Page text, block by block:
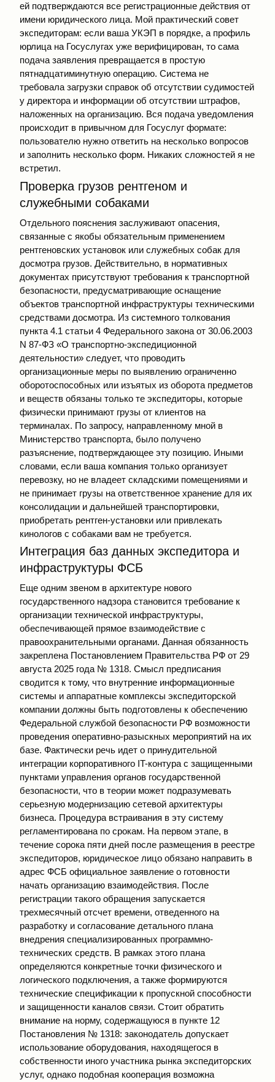
ей подтверждаются все регистрационные действия от
имени юридического лица. Мой практический совет
экспедиторам: если ваша УКЭП в порядке, а профиль
юрлица на Госуслугах уже верифицирован, то сама
подача заявления превращается в простую
пятнадцатиминутную операцию. Система не
требовала загрузки справок об отсутствии судимостей
у директора и информации об отсутствии штрафов,
наложенных на организацию. Вся подача уведомления
происходит в привычном для Госуслуг формате:
пользователю нужно ответить на несколько вопросов
и заполнить несколько форм. Никаких сложностей я не
встретил.
Проверка грузов рентгеном и
служебными собаками
Отдельного пояснения заслуживают опасения,
связанные с якобы обязательным применением
рентгеновских установок или служебных собак для
досмотра грузов. Действительно, в нормативных
документах присутствуют требования к транспортной
безопасности, предусматривающие оснащение
объектов транспортной инфраструктуры техническими
средствами досмотра. Из системного толкования
пункта 4.1 статьи 4 Федерального закона от 30.06.2003
N 87-ФЗ «О транспортно-экспедиционной
деятельности» следует, что проводить
организационные меры по выявлению ограниченно
оборотоспособных или изъятых из оборота предметов
и веществ обязаны только те экспедиторы, которые
физически принимают грузы от клиентов на
терминалах. По запросу, направленному мной в
Министерство транспорта, было получено
разъяснение, подтверждающее эту позицию. Иными
словами, если ваша компания только организует
перевозку, но не владеет складскими помещениями и
не принимает грузы на ответственное хранение для их
консолидации и дальнейшей транспортировки,
приобретать рентген-установки или привлекать
кинологов с собаками вам не требуется.
Интеграция баз данных экспедитора и
инфраструктуры ФСБ
Еще одним звеном в архитектуре нового
государственного надзора становится требование к
организации технической инфраструктуры,
обеспечивающей прямое взаимодействие с
правоохранительными органами. Данная обязанность
закреплена Постановлением Правительства РФ от 29
августа 2025 года № 1318. Смысл предписания
сводится к тому, что внутренние информационные
системы и аппаратные комплексы экспедиторской
компании должны быть подготовлены к обеспечению
Федеральной службой безопасности РФ возможности
проведения оперативно-разыскных мероприятий на их
базе. Фактически речь идет о принудительной
интеграции корпоративного IT-контура с защищенными
пунктами управления органов государственной
безопасности, что в теории может подразумевать
серьезную модернизацию сетевой архитектуры
бизнеса. Процедура встраивания в эту систему
регламентирована по срокам. На первом этапе, в
течение сорока пяти дней после размещения в реестре
экспедиторов, юридическое лицо обязано направить в
адрес ФСБ официальное заявление о готовности
начать организацию взаимодействия. После
регистрации такого обращения запускается
трехмесячный отсчет времени, отведенного на
разработку и согласование детального плана
внедрения специализированных программно-
технических средств. В рамках этого плана
определяются конкретные точки физического и
логического подключения, а также формируются
технические спецификации к пропускной способности
и защищенности каналов связи. Стоит обратить
внимание на норму, содержащуюся в пункте 12
Постановления № 1318: законодатель допускает
использование оборудования, находящегося в
собственности иного участника рынка экспедиторских
услуг, однако подобная кооперация возможна